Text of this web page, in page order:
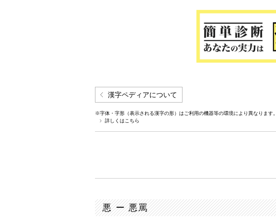
漢字ペディアについて
※字体・字形（表示される漢字の形）はご利用の機器等の環境により異なります。
詳しくはこちら
悪 ー 悪罵